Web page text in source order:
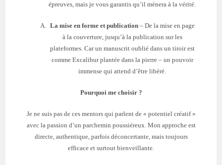
épreuves, mais je vous garantis qu’il mènera à la vérité.
La mise en forme et publication– De la mise en page
à la couverture, jusqu’à la publication sur les
plateformes. Car un manuscrit oublié dans un tiroir est
comme Excalibur plantée dans la pierre – un pouvoir
immense qui attend d’être libéré.
Pourquoi me choisir ?
Je ne suis pas de ces mentors qui parlent de « potentiel créatif »
avec la passion d’un parchemin poussiéreux. Mon approche est
directe, authentique, parfois déconcertante, mais toujours
efficace et surtout bienveillante.